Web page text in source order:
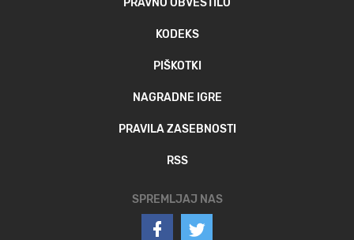
PRAVNO OBVESTILO
KODEKS
PIŠKOTKI
NAGRADNE IGRE
PRAVILA ZASEBNOSTI
RSS
SPREMLJAJ NAS